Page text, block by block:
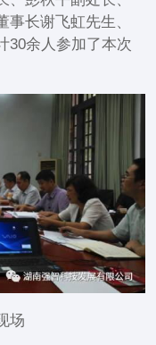
长谢飞虹先生、
30余人参加了本次
场